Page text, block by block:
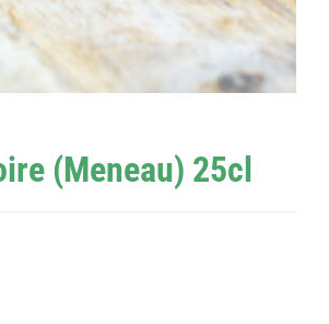
(Meneau) 25cl